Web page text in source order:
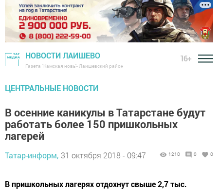
НОВОСТИ ЛАИШЕВО
Газета "Камская новь"- Лаишевский район
16+
ЦЕНТРАЛЬНЫЕ НОВОСТИ
В осенние каникулы в Татарстане будут
работать более 150 пришкольных
лагерей
Татар-информ, 31 октября 2018 - 09:47 1210 0 0
В пришкольных лагерях отдохнут свыше 2,7 тыс.